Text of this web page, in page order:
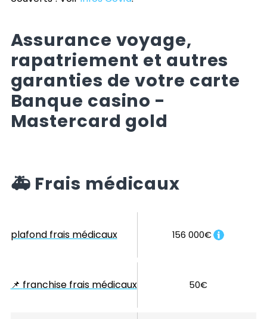
Assurance voyage,
rapatriement et autres
garanties de votre carte
Banque casino -
Mastercard gold
🚑 Frais médicaux
plafond frais médicaux 156 000€
📌 franchise frais médicaux 50€